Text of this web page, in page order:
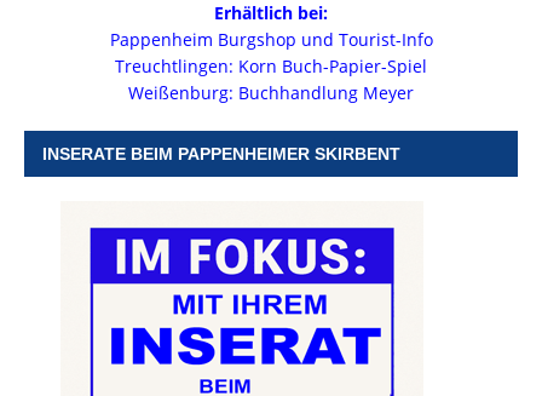
Erhältlich bei:
Pappenheim Burgshop und Tourist-Info
Treuchtlingen: Korn Buch-Papier-Spiel
Weißenburg: Buchhandlung Meyer
INSERATE BEIM PAPPENHEIMER SKIRBENT